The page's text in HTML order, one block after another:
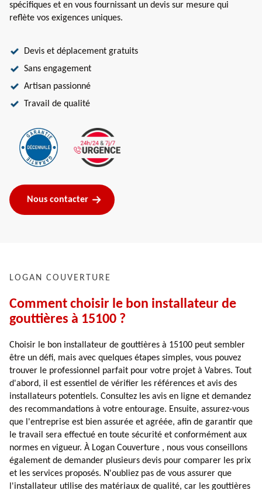
spécifiques et en vous fournissant un devis sur mesure qui
reflète vos exigences uniques.
Devis et déplacement gratuits
Sans engagement
Artisan passionné
Travail de qualité
Nous contacter
LOGAN COUVERTURE
Comment choisir le bon installateur de
gouttières à 15100 ?
Choisir le bon installateur de gouttières à 15100 peut sembler
être un défi, mais avec quelques étapes simples, vous pouvez
trouver le professionnel parfait pour votre projet à Vabres. Tout
d'abord, il est essentiel de vérifier les références et avis des
installateurs potentiels. Consultez les avis en ligne et demandez
des recommandations à votre entourage. Ensuite, assurez-vous
que l'entreprise est bien assurée et agréée, afin de garantir que
le travail sera effectué en toute sécurité et conformément aux
normes en vigueur. À Logan Couverture , nous vous conseillons
également de demander plusieurs devis pour comparer les prix
et les services proposés. N'oubliez pas de vous assurer que
l'installateur utilise des matériaux de qualité, car les gouttières